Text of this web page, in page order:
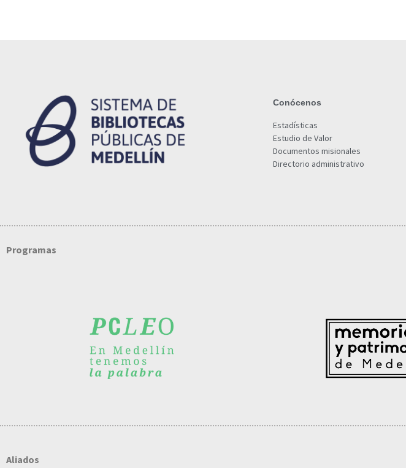
Conócenos
Estadísticas
Estudio de Valor
Documentos misionales
Directorio administrativo
Programas
Aliados